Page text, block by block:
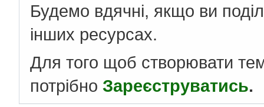
Будемо вдячні, якщо ви
інших ресурсах.
Для того щоб створювати
потрібно Зареєструватись.